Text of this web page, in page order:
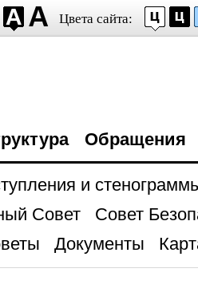
Цвета сайта:
Обращения
и
Совет
Совет
Документы